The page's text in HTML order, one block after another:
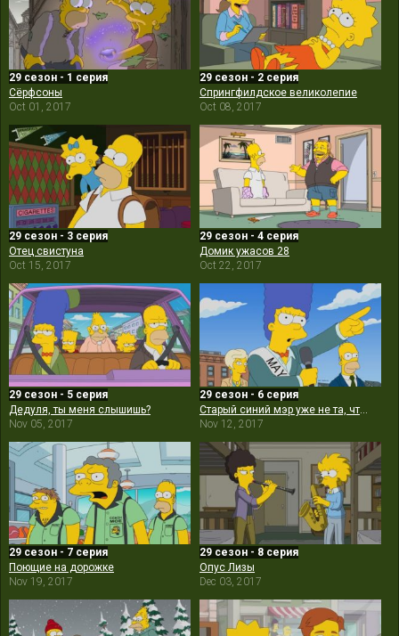
29 сезон - 1 серия
Сёрфсоны
Oct 01, 2017
29 сезон - 2 серия
Спрингфилдское великолепие
Oct 08, 2017
29 сезон - 3 серия
Отец свистуна
Oct 15, 2017
29 сезон - 4 серия
Домик ужасов 28
Oct 22, 2017
29 сезон - 5 серия
Дедуля, ты меня слышишь?
Nov 05, 2017
29 сезон - 6 серия
Nov 12, 2017
29 сезон - 7 серия
Поющие на дорожке
Nov 19, 2017
29 сезон - 8 серия
Опус Лизы
Dec 03, 2017